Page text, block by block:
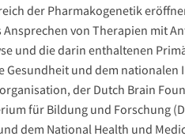
der Pharmakogenetik
von Therapien mit
und die darin enthaltenen
Gesundheit und dem
der Dutch Brain
für Bildung und Forschung
dem National Health und